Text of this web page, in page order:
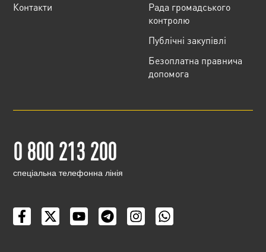
Контакти
Рада громадського
контролю
Публічні закупівлі
Безоплатна правнича
допомога
0 800 213 200
cпеціальна телефонна лінія